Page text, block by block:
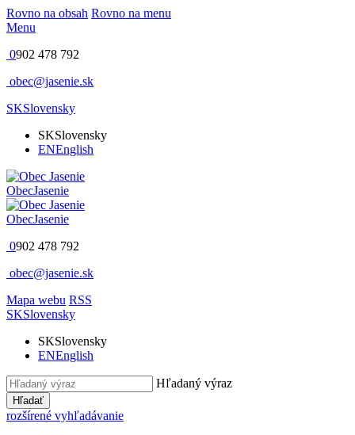
Rovno na obsah Rovno na menu
Menu
0902 478 792
obec@jasenie.sk
SKSlovensky
SKSlovensky
ENEnglish
ObecJasenie
ObecJasenie
0902 478 792
obec@jasenie.sk
Mapa webu RSS
SKSlovensky
SKSlovensky
ENEnglish
Hľadaný výraz
Hľadať
rozšírené vyhľadávanie